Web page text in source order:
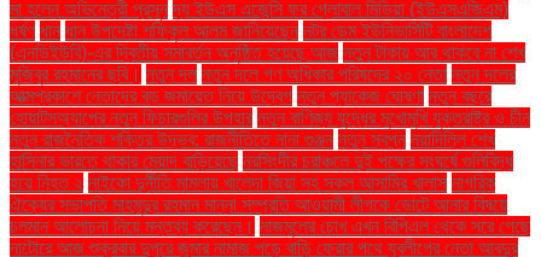
মা হলেন অভিনেত্রী প্রসূন দ্য ইউএস এজেন্সি ফর গ্লোবাল মিডিয়া (ইউএসএজিএম)
ধর্ষণ ধান ধান উপদেষ্টা শফিকুল আলম জানিয়েছেন নটর ডেম ইউনিভার্সিটি বাংলাদেশ
(এনডিইউবি)-এর দ্বিতীয় সমাবর্তন অনুষ্ঠিত হয়েছে আজ নতুন টাকায় আর থাকবে না শেখ
মুজিবুর রহমানের ছবি। নতুন দল নতুন দলে গণ অধিকার পরিষদের ২০ নেতা নতুন দলের
আত্মপ্রকাশে নেতাদের বড় জমায়েত নিয়ে উদ্বেগ নতুন প্যাকেজ ঘোষণা নতুন বছরে
হোয়াটসঅ্যাপের নতুন ফিচারগুলির উপহার নতুন বাণিজ্য যুদ্ধের মুখোমুখি যুক্তরাষ্ট্র ও চীন
নতুন রাজনৈতিক শক্তির উদ্ভব: রাজনীতিতে নানা গুঞ্জন নতুন স্বপ্ন নয়াদিল্লি শেখ
হাসিনার ভারতে থাকার মেয়াদ বাড়িয়েছে নরসিংদীর চরাঞ্চলে দুই পক্ষের সংঘর্ষে গুলিবিদ্ধ
হয়ে নিহত ২ নাইকো দুর্নীতি মামলায় খালেদা জিয়া সহ সকল আসামির খালাস নাগরিক
ঐক্যের সভাপতি মাহমুদুর রহমান মান্না সম্প্রতি আওয়ামী লীগকে ভোটে আনার বিষয়ে
চলমান আলোচনা নিয়ে মন্তব্য করেছেন। নাজমুলের চোখ এখন বিপিএল থেকে সরে গেছে
নাটোরে আজ শুক্রবার দুপুরে জুমার নামাজ পড়ে বাড়ি ফেরার পথে যুবলীগের নেতা আবদুর